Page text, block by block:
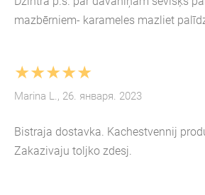
mazbērniem- karameles mazliet
★★★★★
Marina L., 26. января. 2023
Bistraja dostavka. Kachestvennij
Zakazivaju toljko zdesj.